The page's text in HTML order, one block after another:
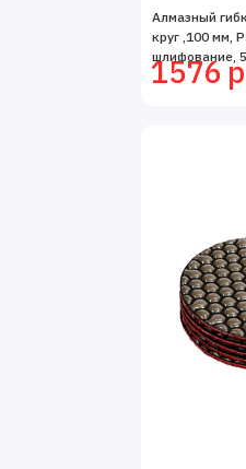
Алмазный
круг ,100 мм,
шлифование,
1576